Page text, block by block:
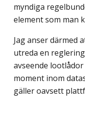
myndiga
element som man
Jag anser därmed
utreda en
avseende
moment inom
gäller oavsett